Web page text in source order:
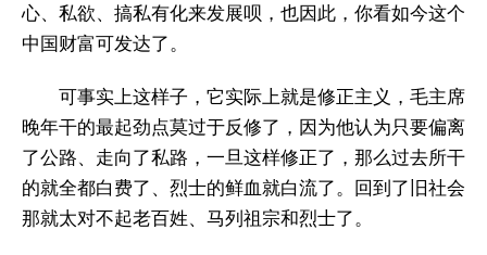
心、私欲、搞私有化来发展呗，也因此，你看如今这个
中国财富可发达了。
可事实上这样子，它实际上就是修正主义，毛主席
晚年干的最起劲点莫过于反修了，因为他认为只要偏离
了公路、走向了私路，一旦这样修正了，那么过去所干
的就全都白费了、烈士的鲜血就白流了。回到了旧社会
那就太对不起老百姓、马列祖宗和烈士了。